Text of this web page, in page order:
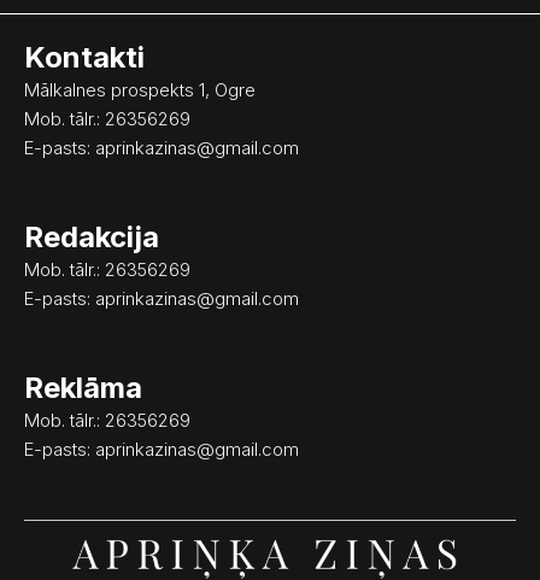
o
k
Kontakti
Mālkalnes prospekts 1, Ogre
Mob. tālr.: 26356269
E-pasts: aprinkazinas@gmail.com
Redakcija
Mob. tālr.: 26356269
E-pasts: aprinkazinas@gmail.com
Reklāma
Mob. tālr.: 26356269
E-pasts: aprinkazinas@gmail.com